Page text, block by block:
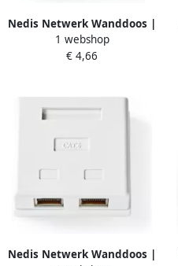
Nedis Netwerk Wanddoos |
Opbouw | 1 poort(en) | STP
CAT6 | Recht | Female |
1 webshop
€ 4,66
Nedis Netwerk Wanddoos |